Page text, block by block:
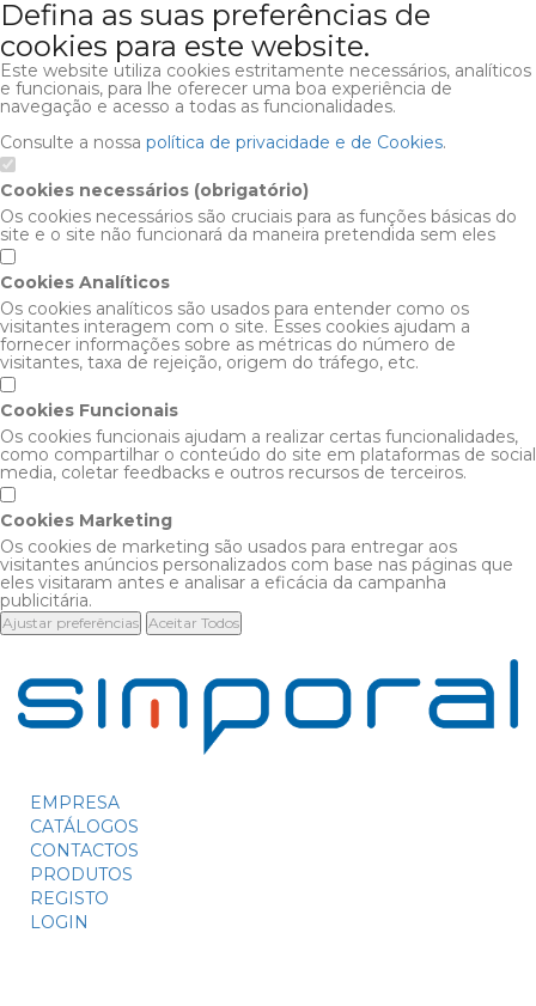
Defina as suas preferências de
cookies para este website.
Este website utiliza cookies estritamente necessários, analíticos
e funcionais, para lhe oferecer uma boa experiência de
navegação e acesso a todas as funcionalidades.
Consulte a nossa política de privacidade e de Cookies.
Cookies necessários (obrigatório)
Os cookies necessários são cruciais para as funções básicas do
site e o site não funcionará da maneira pretendida sem eles
Cookies Analíticos
Os cookies analíticos são usados para entender como os
visitantes interagem com o site. Esses cookies ajudam a
fornecer informações sobre as métricas do número de
visitantes, taxa de rejeição, origem do tráfego, etc.
Cookies Funcionais
Os cookies funcionais ajudam a realizar certas funcionalidades,
como compartilhar o conteúdo do site em plataformas de social
media, coletar feedbacks e outros recursos de terceiros.
Cookies Marketing
Os cookies de marketing são usados para entregar aos
visitantes anúncios personalizados com base nas páginas que
eles visitaram antes e analisar a eficácia da campanha
publicitária.
Ajustar preferências Aceitar Todos
EMPRESA
CATÁLOGOS
CONTACTOS
PRODUTOS
REGISTO
LOGIN